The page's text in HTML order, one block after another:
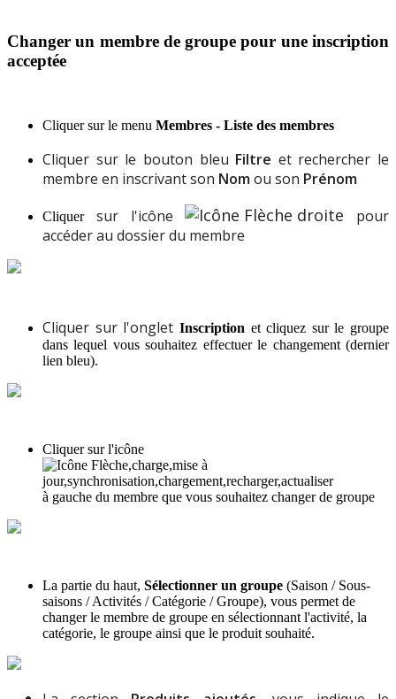
Changer un membre de groupe pour une inscription
acceptée
Cliquer sur le menu Membres - Liste des membres
Cliquer sur le bouton bleu Filtre et rechercher le
membre en inscrivantson Nomou son Prénom
Cliquer sur l'icône pour
accéderau dossierdu membre
Cliquer sur l'onglet Inscription et cliquez sur le groupe
dans lequel vous souhaitez effectuer le changement (dernier
lien bleu).
Cliquer sur l'icône
à gauche du membre que vous souhaitez changer de groupe
La partie du haut, Sélectionner un groupe (Saison / Sous-
saisons / Activités / Catégorie / Groupe), vous permet de
changer le membre de groupe en sélectionnant l'activité, la
catégorie, le groupe ainsi que le produit souhaité.